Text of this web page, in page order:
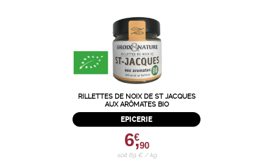
RILLETTES DE NOIX DE ST JACQUES
AUX ARÔMATES BIO
EPICERIE
6,
€
90
soit 69 € / kg